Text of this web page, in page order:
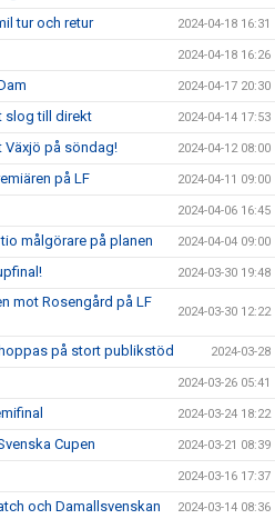
tur och retur 2024-04-18 16:31
2024-04-18 16:26
2024-04-17 20:30
slog till direkt 2024-04-14 17:53
Växjö på söndag! 2024-04-12 08:00
på LF 2024-04-11 09:00
2024-04-06 16:45
målgörare på planen 2024-04-04 09:00
2024-03-30 19:48
mot Rosengård på LF
2024-03-30 12:22
på stort publikstöd 2024-03-28
2024-03-26 05:41
2024-03-24 18:22
Cupen 2024-03-21 08:39
2024-03-16 17:37
och Damallsvenskan 2024-03-14 08:36